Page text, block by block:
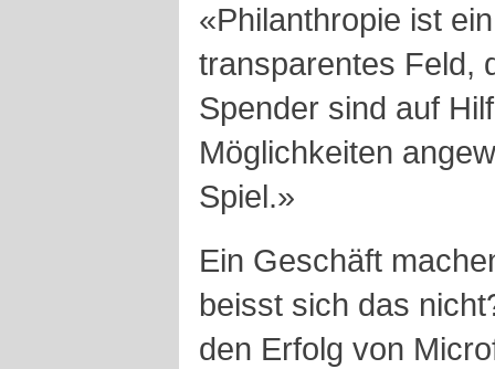
«Philanthropie ist
transparentes Feld,
Spender sind auf
Möglichkeiten
Spiel.»
Ein Geschäft
beisst sich das
den Erfolg von